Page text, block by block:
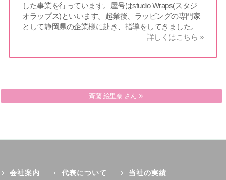
した事業を行っています。屋号はstudio Wraps(スタジ
オラップス)といいます。起業後、ラッピングの専門家
として静岡県の企業様に赴き、指導をしてきました。
詳しくはこちら »
小森谷 明子 さん
斉藤 絵里奈 さん
会社案内 代表について
当社の実績